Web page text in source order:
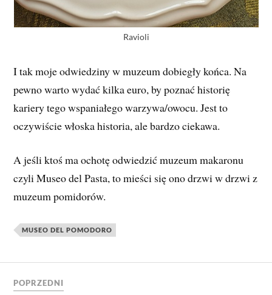
Ravioli
I tak moje odwiedziny w muzeum dobiegły końca. Na
pewno warto wydać kilka euro, by poznać historię
kariery tego wspaniałego warzywa/owocu. Jest to
oczywiście włoska historia, ale bardzo ciekawa.
A jeśli ktoś ma ochotę odwiedzić muzeum makaronu
czyli Museo del Pasta, to mieści się ono drzwi w drzwi z
muzeum pomidorów.
MUSEO DEL POMODORO
POPRZEDNI